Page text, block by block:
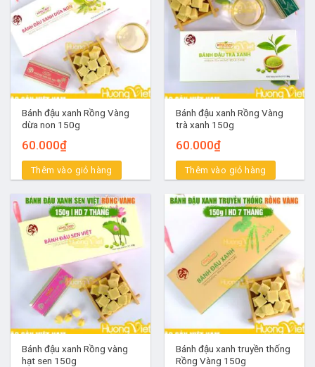
Bánh đậu xanh Rồng Vàng
dừa non 150g
60.000₫
Thêm vào giỏ hàng
Bánh đậu xanh Rồng Vàng
trà xanh 150g
60.000₫
Thêm vào giỏ hàng
Bánh đậu xanh Rồng vàng
hạt sen 150g
Bánh đậu xanh truyền thống
Rồng Vàng 150g